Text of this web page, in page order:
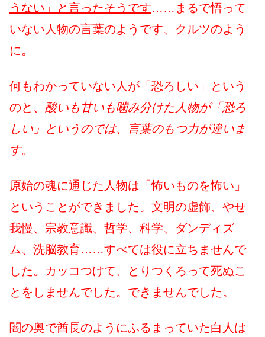
うない」と言ったそうです……まるで悟って
いない人物の言葉のようです、クルツのよう
に。
何もわかっていない人が「恐ろしい」という
のと、 酸いも甘いも噛み分けた人物が「恐ろ
しい」というのでは、言葉のもつ力が違いま
す。
原始の魂に通じた人物は「怖いものを怖い」
ということができました。文明の虚飾、やせ
我慢、宗教意識、哲学、科学、ダンディズ
ム、洗脳教育……すべては役に立ちませんで
した。カッコつけて、とりつくろって死ぬこ
とをしませんでした。できませんでした。
闇の奥で酋長のようにふるまっていた白人は